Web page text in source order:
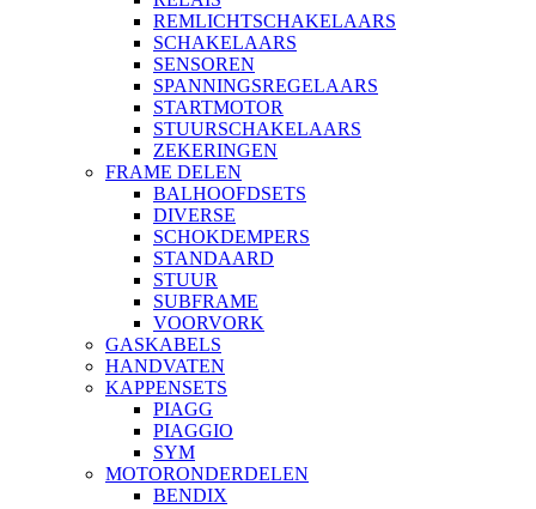
REMLICHTSCHAKELAARS
SCHAKELAARS
SENSOREN
SPANNINGSREGELAARS
STARTMOTOR
STUURSCHAKELAARS
ZEKERINGEN
FRAME DELEN
BALHOOFDSETS
DIVERSE
SCHOKDEMPERS
STANDAARD
STUUR
SUBFRAME
VOORVORK
GASKABELS
HANDVATEN
KAPPENSETS
PIAGG
PIAGGIO
SYM
MOTORONDERDELEN
BENDIX